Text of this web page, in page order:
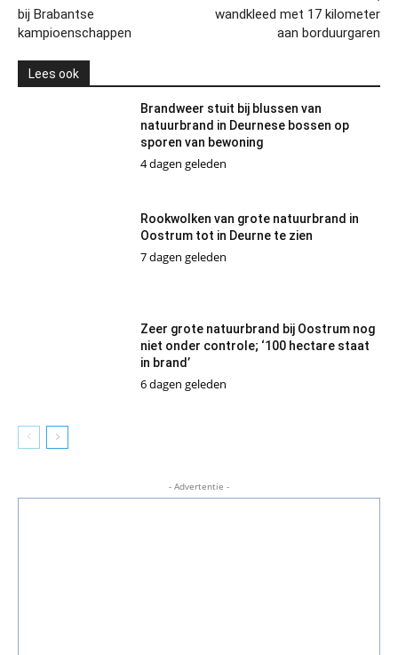
bij Brabantse
kampioenschappen
wandkleed met 17 kilometer
aan borduurgaren
Lees ook
Brandweer stuit bij blussen van
natuurbrand in Deurnese bossen op
sporen van bewoning
4 dagen geleden
Rookwolken van grote natuurbrand in
Oostrum tot in Deurne te zien
7 dagen geleden
Zeer grote natuurbrand bij Oostrum nog
niet onder controle; ‘100 hectare staat
in brand’
6 dagen geleden
- Advertentie -